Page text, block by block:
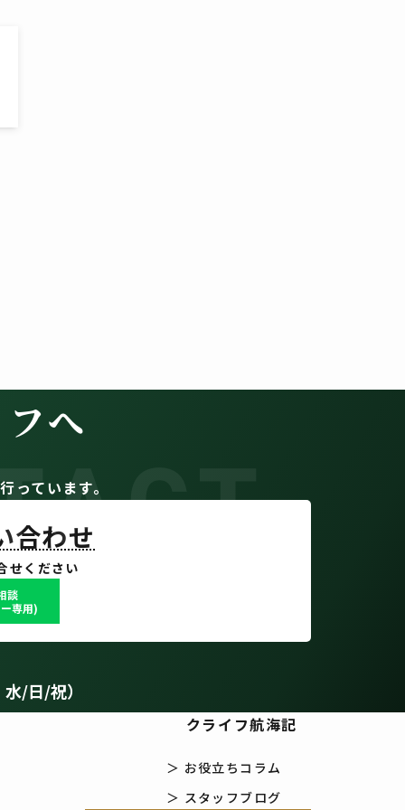
へ
ています。
合わせ
せください
談
専用)
/日/祝）
クライフ航海記
＞ お役立ちコラム
＞ スタッフブログ